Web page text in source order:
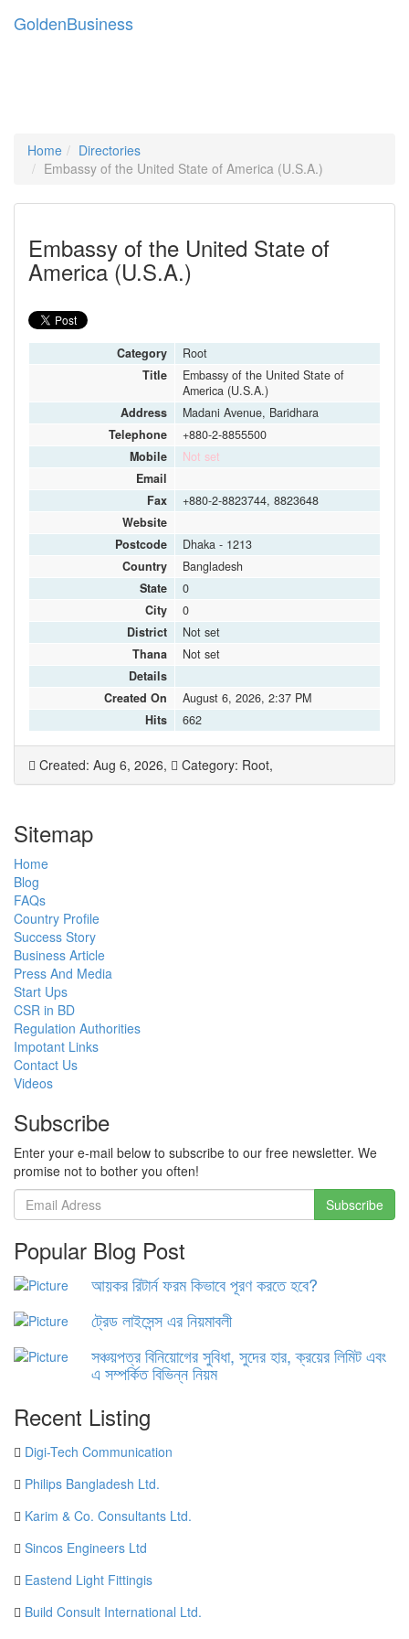
GoldenBusiness
Home
Directories
Embassy of the United State of America (U.S.A.)
Embassy of the United State of
America (U.S.A.)
Category
Root
Title
Embassy of the United State of
America (U.S.A.)
Address
Madani Avenue, Baridhara
Telephone
+880-2-8855500
Mobile
Not set
Email
Fax
+880-2-8823744, 8823648
Website
Postcode
Dhaka - 1213
Country
Bangladesh
State
0
City
0
District
Not set
Thana
Not set
Details
Created On
August 6, 2026, 2:37 PM
Hits
662
Created: Aug 6, 2026, Category: Root,
Sitemap
Home
Blog
FAQs
Country Profile
Success Story
Business Article
Press And Media
Start Ups
CSR in BD
Regulation Authorities
Impotant Links
Contact Us
Videos
Subscribe
Enter your e-mail below to subscribe to our free newsletter. We
promise not to bother you often!
Popular Blog Post
আয়কর রিটার্ন ফরম কিভাবে পূরণ করতে হবে?
ট্রেড লাইসেন্স এর নিয়মাবলী
সঞ্চয়পত্র বিনিয়োগের সুবিধা, সুদের হার, ক্রয়ের লিমিট এবং
এ সম্পর্কিত বিভিন্ন নিয়ম
Recent Listing
Digi-Tech Communication
Philips Bangladesh Ltd.
Karim & Co. Consultants Ltd.
Sincos Engineers Ltd
Eastend Light Fittingis
Build Consult International Ltd.